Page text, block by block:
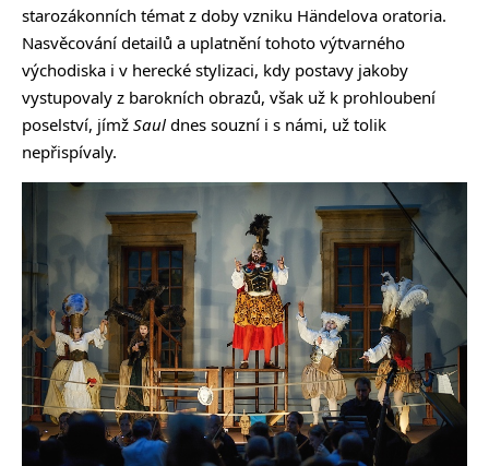
starozákonních témat z doby vzniku Händelova oratoria.
Nasvěcování detailů a uplatnění tohoto výtvarného
východiska i v herecké stylizaci, kdy postavy jakoby
vystupovaly z barokních obrazů, však už k prohloubení
poselství, jímž Saul dnes souzní i s námi, už tolik
nepřispívaly.